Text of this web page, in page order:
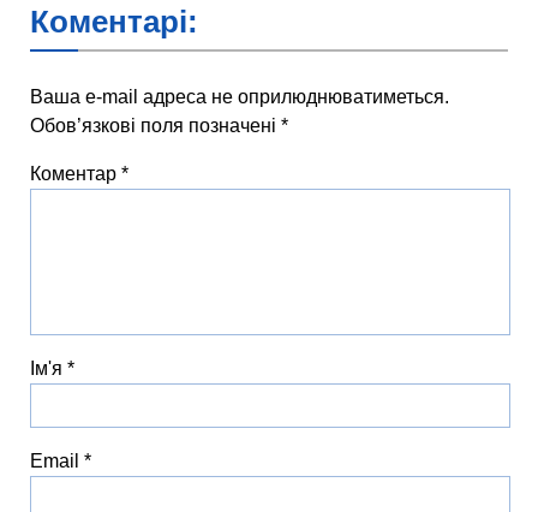
Коментарі:
Ваша e-mail адреса не оприлюднюватиметься.
Обов’язкові поля позначені *
Коментар *
Ім'я *
Email *